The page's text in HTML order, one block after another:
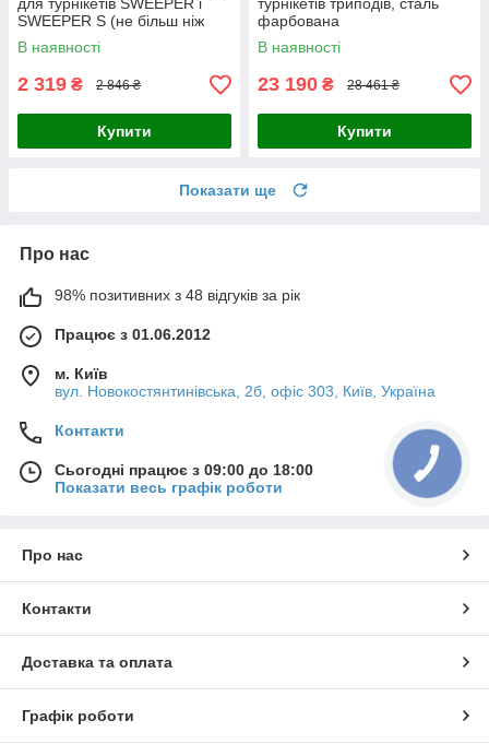
для турнікетів SWEEPER і
SWEEPER S (не більш ніж
900 mm)
В наявності
2 319 ₴ 2 846 ₴
Купити
турнікетів триподів, сталь
фарбована
В наявності
23 190 ₴ 28 461 ₴
Купити
Показати ще
Про нас
98% позитивних з 48 відгуків за рік
Працює з 01.06.2012
м. Київ
вул. Новокостянтинівська, 2б, офіс 303, Київ, Україна
Контакти
Сьогодні працює з 09:00 до 18:00
Показати весь графік роботи
Про нас
Контакти
Доставка та оплата
Графік роботи